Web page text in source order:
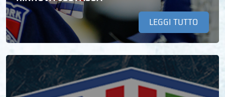
LEGGI TUTTO